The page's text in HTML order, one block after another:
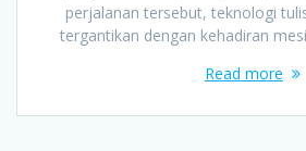
perjalanan tersebut, teknologi
tergantikan dengan kehadiran
Read more